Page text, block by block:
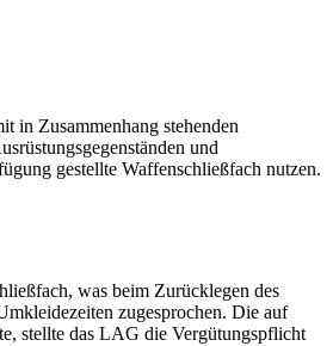
in Zusammenhang stehenden
und
gestellte Waffenschließfach nutzen.
was beim Zurücklegen des
zugesprochen. Die auf
stellte das LAG die Vergütungspflicht